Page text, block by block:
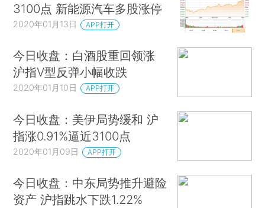
3100点 新能源汽车多股涨停
2020年01月13日 APP打开
今日收盘：白酒股重回领涨
沪指V型反弹小幅收跌
2020年01月10日 APP打开
今日收盘：美伊局势缓和 沪
指涨0.91%逼近3100点
2020年01月09日 APP打开
今日收盘：中东局势推升避险
资产 沪指跳水下跌1.22%